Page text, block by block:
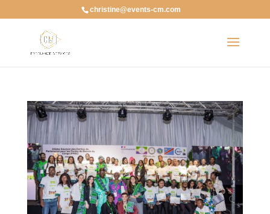
christine@events-cm.com